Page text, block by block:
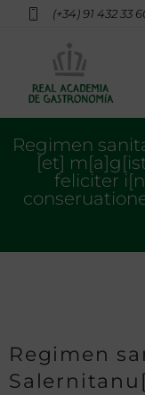
(+34) 91 432 33
Regimen
[et]
feliciter
Regimen